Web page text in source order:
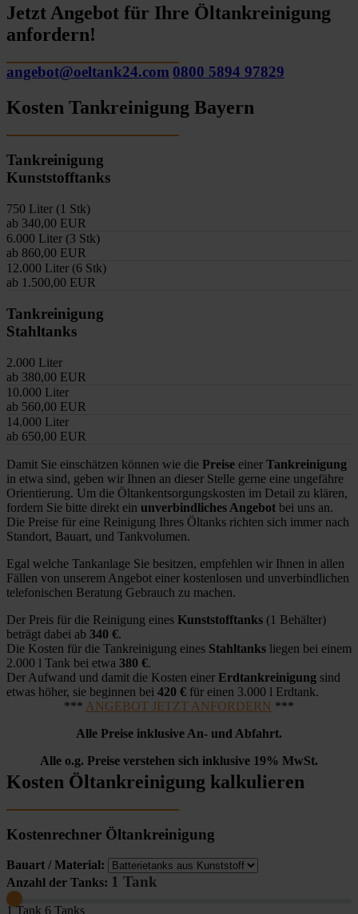
Jetzt Angebot für Ihre Öltankreinigung
anfordern!
angebot@oeltank24.com 0800 5894 97829
Kosten Tankreinigung Bayern
Tankreinigung
Kunststofftanks
750 Liter (1 Stk)
ab 340,00 EUR
6.000 Liter (3 Stk)
ab 860,00 EUR
12.000 Liter (6 Stk)
ab 1.500,00 EUR
Tankreinigung
Stahltanks
2.000 Liter
ab 380,00 EUR
10.000 Liter
ab 560,00 EUR
14.000 Liter
ab 650,00 EUR
Damit Sie einschätzen können wie die Preise einer Tankreinigung
in etwa sind, geben wir Ihnen an dieser Stelle gerne eine ungefähre
Orientierung. Um die Öltankentsorgungskosten im Detail zu klären,
fordern Sie bitte direkt ein unverbindliches Angebot bei uns an.
Die Preise für eine Reinigung Ihres Öltanks richten sich immer nach
Standort, Bauart, und Tankvolumen.
Egal welche Tankanlage Sie besitzen, empfehlen wir Ihnen in allen
Fällen von unserem Angebot einer kostenlosen und unverbindlichen
telefonischen Beratung Gebrauch zu machen.
Der Preis für die Reinigung eines Kunststofftanks (1 Behälter)
beträgt dabei ab 340 €.
Die Kosten für die Tankreinigung eines Stahltanks liegen bei einem
2.000 l Tank bei etwa 380 €.
Der Aufwand und damit die Kosten einer Erdtankreinigung sind
etwas höher, sie beginnen bei 420 € für einen 3.000 l Erdtank.
*** ANGEBOT JETZT ANFORDERN ***
Alle Preise inklusive An- und Abfahrt.
Alle o.g. Preise verstehen sich inklusive 19% MwSt.
Kosten Öltankreinigung kalkulieren
Kostenrechner Öltankreinigung
Bauart / Material:
Anzahl der Tanks: 1 Tank
1 Tank 6 Tanks